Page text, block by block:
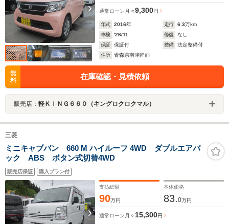
通常ローン 月々9,300円
年式 2016年 走行 6.3万km
車検
'26/11 修復
なし
保証
保証付 整備
法定整備付
住所
青森県南津軽郡
無
料
在庫確認・見積依頼
販売店： 軽ＫＩＮＧ６６０（キングロクロクマル）
三菱
ミニキャブバン 660 M ハイルーフ 4WD ダブルエアバ
ック ABS ボタン式切替4WD
販売店保証 購入プラン付
支払総額
90万円
本体価格
83.0万円
通常ローン 月々 15,300円